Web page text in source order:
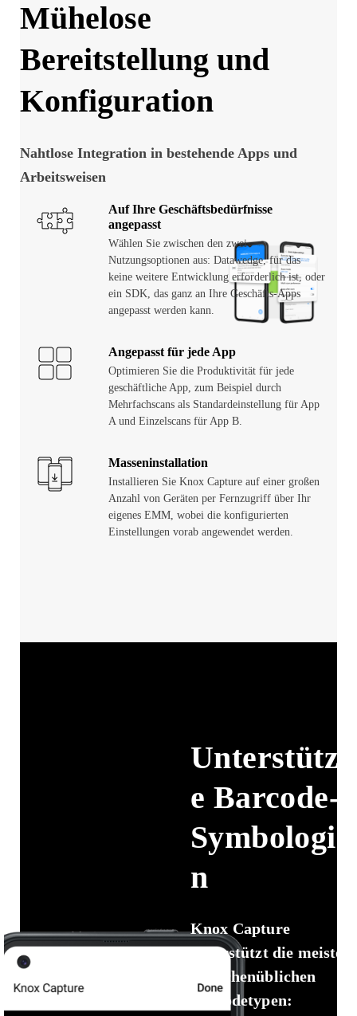
Mühelose
Bereitstellung und
Konfiguration
Nahtlose Integration in bestehende Apps und
Arbeitsweisen
Auf Ihre Geschäftsbedürfnisse
angepasst
Wählen Sie zwischen den zwei
Nutzungsoptionen aus: Datawedge, für das
keine weitere Entwicklung erforderlich ist, oder
ein SDK, das ganz an Ihre Geschäfts-Apps
angepasst werden kann.
Angepasst für jede App
Optimieren Sie die Produktivität für jede
geschäftliche App, zum Beispiel durch
Mehrfachscans als Standardeinstellung für App
A und Einzelscans für App B.
Masseninstallation
Installieren Sie Knox Capture auf einer großen
Anzahl von Geräten per Fernzugriff über Ihr
eigenes EMM, wobei die konfigurierten
Einstellungen vorab angewendet werden.
Unterstützt
e Barcode-
Symbologie
n
Knox Capture
unterstützt die meisten
branchenüblichen
Barcodetypen: